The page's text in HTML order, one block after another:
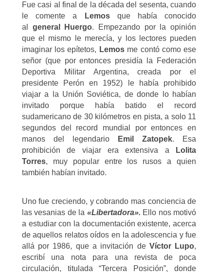
Fue casi al final de la década del sesenta, cuando
le comente a
Lemosque había conocido
al general Huergo. Empezando por la opinión
que el mismo le merecía, y los lectores pueden
imaginar los epítetos, Lemosme contó como ese
señor (que por entonces presidía la Federación
Deportiva Militar Argentina, creada por el
presidente Perón en 1952) le había prohibido
viajar a la Unión Soviética, de donde lo habían
invitado porque había batido el record
sudamericano de 30 kilómetros en pista, a solo 11
segundos del record mundial por entonces en
manos del legendario
Emil Zatopek. Esa
prohibición de viajar era extensiva a
Lolita
Torres, muy popular entre los rusos a quien
también habían invitado.
Uno fue creciendo, y cobrando mas conciencia de
las vesanias de la «Libertadora». Ello nos motivó
a estudiar con la documentación existente, acerca
de aquellos relatos oídos en la adolescencia y fue
allá por 1986, que a invitación de Víctor Lupo,
escribí una nota para una revista de poca
circulación, titulada “Tercera Posición”, donde